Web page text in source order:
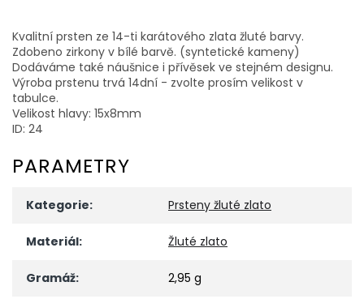
Kvalitní prsten ze 14-ti karátového zlata žluté barvy.
Zdobeno zirkony v bílé barvě. (syntetické kameny)
Dodáváme také náušnice i přívěsek ve stejném designu.
Výroba prstenu trvá 14dní - zvolte prosím velikost v
tabulce.
Velikost hlavy: 15x8mm
ID: 24
PARAMETRY
Kategorie: Prsteny žluté zlato
Materiál: Žluté zlato
Gramáž: 2,95 g